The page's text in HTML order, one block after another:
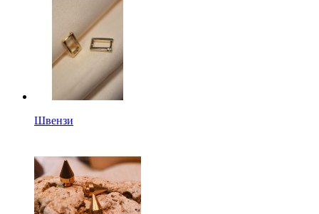
Швензи